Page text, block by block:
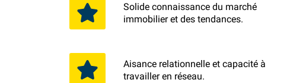
Solide connaissance du marché
immobilier et des tendances.
Aisance relationnelle et capacité à
travailler en réseau.